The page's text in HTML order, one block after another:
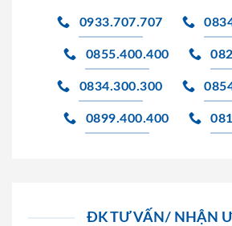
0933.707.707
0855.400.400
0834.300.300
0899.400.400
ĐK TƯ VẤN/ NHẬN